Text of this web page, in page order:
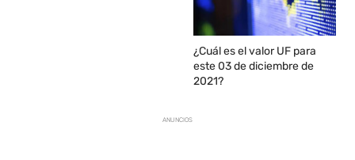
¿Cuál es el valor UF para
este 03 de diciembre de
2021?
ANUNCIOS